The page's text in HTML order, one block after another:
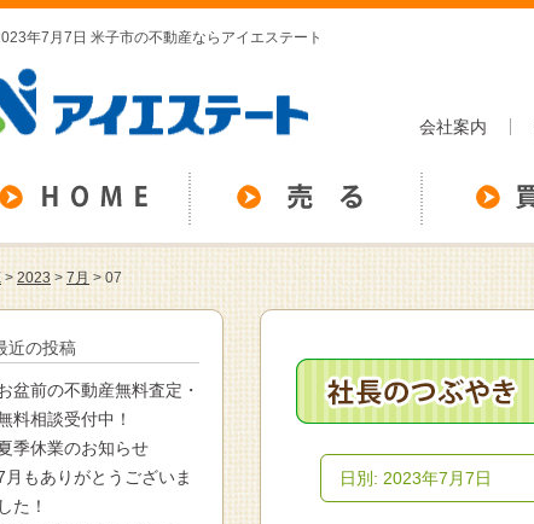
年7月7日 米子市の不動産ならアイエステート
会社案内
>2023 >7月 >07
日別: 2023年7月7日
近の投稿
盆前の不動産無料査定・
料相談受付中！
季休業のお知らせ
月もありがとうございま
した！